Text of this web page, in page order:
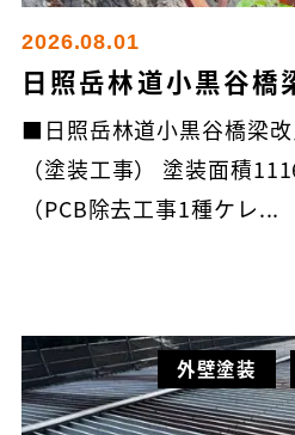
2026.08.01
日照岳林道小黒谷橋
■日照岳林道小黒谷橋梁改
（塗装工事） 塗装面積
（PCB除去工事1種ケレ...
外壁塗装